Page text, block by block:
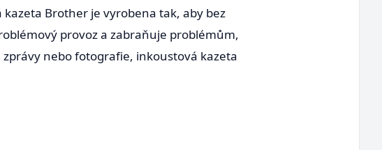
Brother je vyrobena tak, aby bez
provoz a zabraňuje problémům,
nebo fotografie, inkoustová kazeta